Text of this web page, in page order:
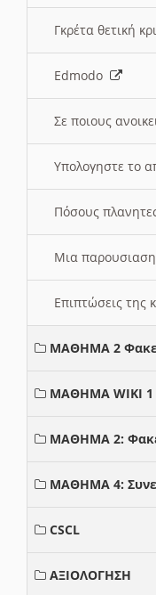
Γκρέτα θετική
Edmodo
Σε ποιους
Υπολογηστε το
Πόσους
Μια παρουσιαση
Επιπτώσεις της
ΜΑΘΗΜΑ 2
ΜΑΘΗΜΑ WIKI 1
ΜΑΘΗΜΑ 2:
ΜΑΘΗΜΑ 4:
CSCL
ΑΞΙΟΛΟΓΗΣΗ